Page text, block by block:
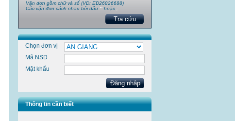
Vận đơn gồm chữ và số (VD: ED26826688)
Các vận đơn cách nhau bởi dấu “”hoặc ;
Chọn đơn vị
Mã NSD
Mật khẩu
Thông tin cần biết